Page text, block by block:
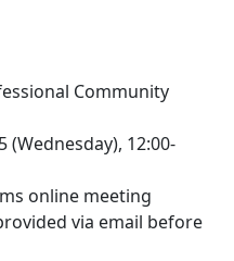
Community
(Wednesday), 12:00-
online meeting
via email before